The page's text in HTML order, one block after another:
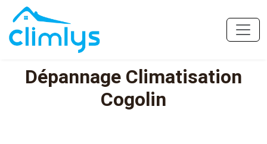
Dépannage Climatisation
Cogolin